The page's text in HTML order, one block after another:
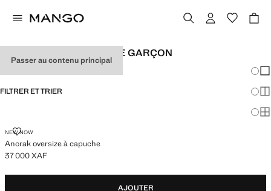
Passer au contenu principal
VESTES ET MANTEAUX DE GARÇON
FILTRER ET TRIER
NEW NOW
Anorak oversize à capuche
ANORAK OVERSIZE À CAPUCHE
Prix actuel [37 000 XAF ]
37 000 XAF
AJOUTER